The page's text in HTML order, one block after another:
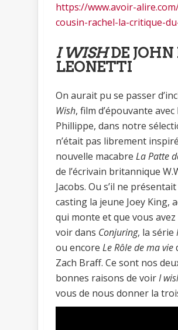
https://www.avoir-
cousin-rachel-la-critique-
I WISHDE JOHN
LEONETTI
On aurait pu se passer
Wish, film d’épouvante avec
Phillippe, dans notre
n’était pas librement
nouvelle macabre La Patte
de l’écrivain britannique
Jacobs. Ou s’il ne
casting la jeune Joey King,
qui monte et que vous avez
voir dans Conjuring, la série
ou encore Le Rôle de ma vie
Zach Braff. Ce sont nos
bonnes raisons de voirI
vous de nous donner la